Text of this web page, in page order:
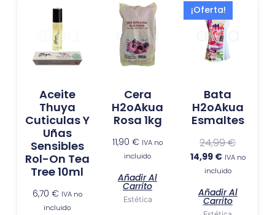
Aceite
Thuya
Cuticulas Y
Uñas
Sensibles
Rol-On Tea
Tree 10ml
6,70 € IVA no
incluido
Cera
H2oAkua
Rosa 1kg
11,90 € IVA no
incluido
Añadir Al
Carrito
Estética
¡Oferta!
Bata
H2oAkua
Esmaltes
24,99€
14,99 €
El
precio
actual
es:
14,99 €.
IVA no
incluido
Añadir Al
Carrito